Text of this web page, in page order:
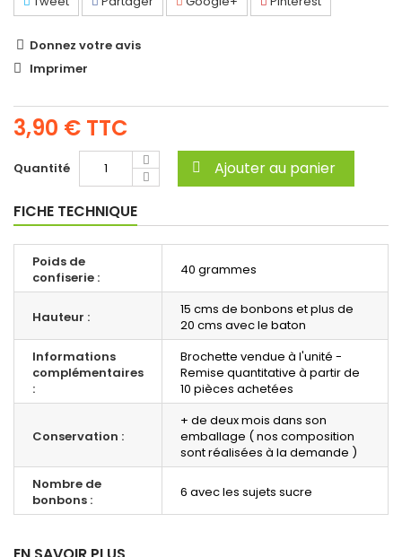
Donnez votre avis
Imprimer
3,90 € TTC
Quantité Ajouter au panier
FICHE TECHNIQUE
Poids de
confiserie :
40 grammes
Hauteur :
15 cms de bonbons et plus de
20 cms avec le baton
Informations
complémentaires
:
Brochette vendue à l'unité -
Remise quantitative à partir de
10 pièces achetées
Conservation :
+ de deux mois dans son
emballage ( nos composition
sont réalisées à la demande )
Nombre de
bonbons :
6 avec les sujets sucre